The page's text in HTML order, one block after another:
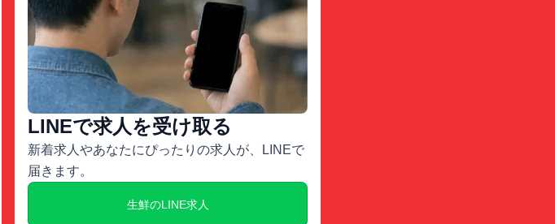
LINEで求人を受け取る
新着求人やあなたにぴったりの求人が、LINEで
届きます。
生鮮のLINE求人